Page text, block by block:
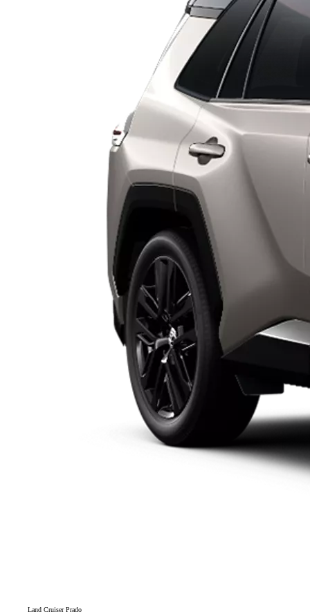
Land Cruiser Prado